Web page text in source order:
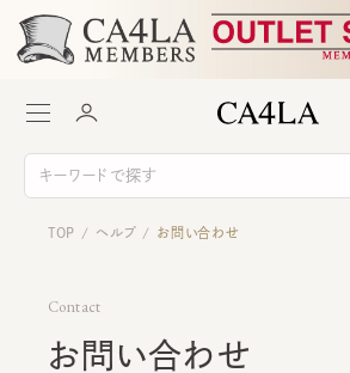
TOP / ヘルプ / お問い合わせ
Contact
お問い合わせ